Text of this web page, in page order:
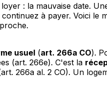
: la mauvaise date.
à payer. Voici
usuel (art. 266a CO).
(art. 266e). C'est la
266a al. 2 CO). Un